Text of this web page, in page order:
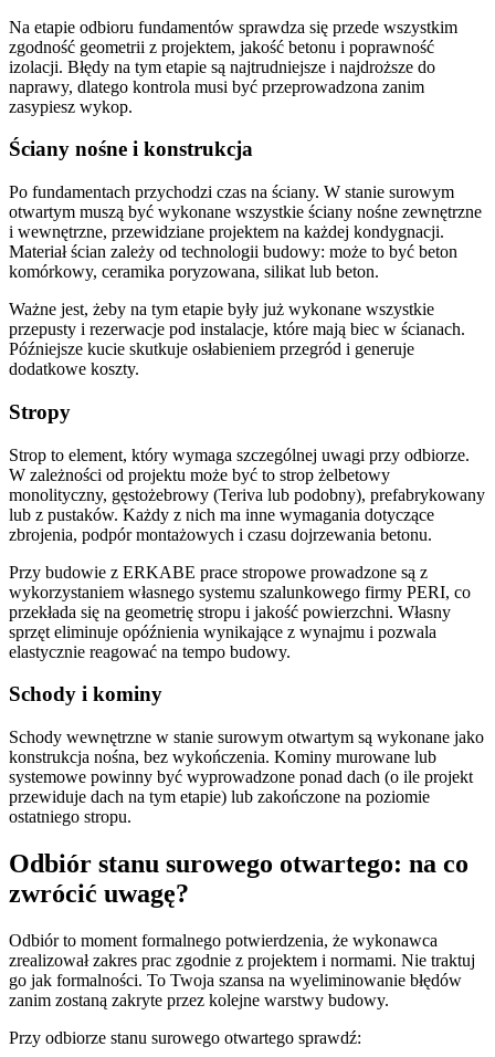
Na etapie odbioru fundamentów sprawdza się przede wszystkim
zgodność geometrii z projektem, jakość betonu i poprawność
izolacji. Błędy na tym etapie są najtrudniejsze i najdroższe do
naprawy, dlatego kontrola musi być przeprowadzona zanim
zasypiesz wykop.
Ściany nośne i konstrukcja
Po fundamentach przychodzi czas na ściany. W stanie surowym
otwartym muszą być wykonane wszystkie ściany nośne zewnętrzne
i wewnętrzne, przewidziane projektem na każdej kondygnacji.
Materiał ścian zależy od technologii budowy: może to być beton
komórkowy, ceramika poryzowana, silikat lub beton.
Ważne jest, żeby na tym etapie były już wykonane wszystkie
przepusty i rezerwacje pod instalacje, które mają biec w ścianach.
Późniejsze kucie skutkuje osłabieniem przegród i generuje
dodatkowe koszty.
Stropy
Strop to element, który wymaga szczególnej uwagi przy odbiorze.
W zależności od projektu może być to strop żelbetowy
monolityczny, gęstożebrowy (Teriva lub podobny), prefabrykowany
lub z pustaków. Każdy z nich ma inne wymagania dotyczące
zbrojenia, podpór montażowych i czasu dojrzewania betonu.
Przy budowie z ERKABE prace stropowe prowadzone są z
wykorzystaniem własnego systemu szalunkowego firmy PERI, co
przekłada się na geometrię stropu i jakość powierzchni. Własny
sprzęt eliminuje opóźnienia wynikające z wynajmu i pozwala
elastycznie reagować na tempo budowy.
Schody i kominy
Schody wewnętrzne w stanie surowym otwartym są wykonane jako
konstrukcja nośna, bez wykończenia. Kominy murowane lub
systemowe powinny być wyprowadzone ponad dach (o ile projekt
przewiduje dach na tym etapie) lub zakończone na poziomie
ostatniego stropu.
Odbiór stanu surowego otwartego: na co
zwrócić uwagę?
Odbiór to moment formalnego potwierdzenia, że wykonawca
zrealizował zakres prac zgodnie z projektem i normami. Nie traktuj
go jak formalności. To Twoja szansa na wyeliminowanie błędów
zanim zostaną zakryte przez kolejne warstwy budowy.
Przy odbiorze stanu surowego otwartego sprawdź: